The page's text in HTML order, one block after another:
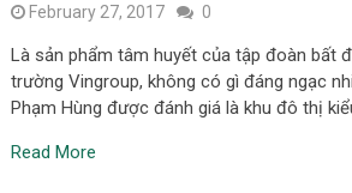
February 27, 2017 0
Là sản phẩm tâm huyết của tập đoàn bất
trường Vingroup, không có gì đáng ngạc
Phạm Hùng được đánh giá là khu đô thị
Read More